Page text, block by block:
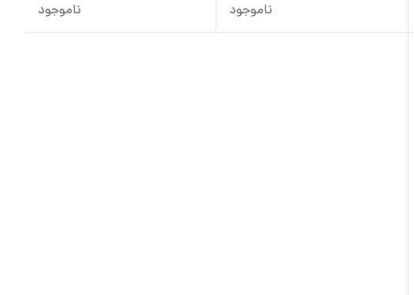
ناموجود ناموجود